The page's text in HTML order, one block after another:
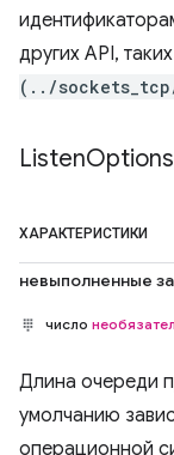
других API,
(../
ListenOptions
ХАРАКТЕРИСТИКИ
невыполненные
число
Длина очереди
умолчанию
операционной